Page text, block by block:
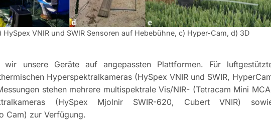
VNIR und SWIR Sensoren auf Hebebühne, c) Hyper-Cam, d) 3D
unsere Geräte auf angepassten Plattformen. Für
Hyperspektralkameras (HySpex VNIR und SWIR,
stehen mehrere multispektrale Vis/NIR- (Tetracam Mini
(HySpex Mjolnir SWIR-620, Cubert VNIR)
Cam) zur Verfügung.